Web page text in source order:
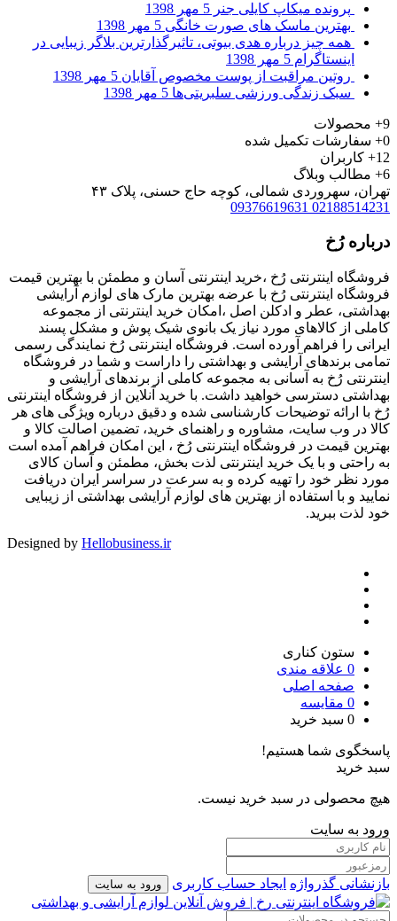
پرونده‌ میکاپ کایلی جنر 5 مهر 1398
بهترین ماسک های صورت خانگی 5 مهر 1398
همه چیز درباره هدی بیوتی، تاثیرگذارترین بلاگر زیبایی در
اینستاگرام 5 مهر 1398
روتین مراقبت از پوست مخصوص آقایان 5 مهر 1398
سبک زندگی ورزشی سلبریتی‌ها 5 مهر 1398
9+
محصولات
0+
سفارشات تکمیل شده
12+
کاربران
6+
مطالب وبلاگ
تهران، سهروردی شمالی، کوچه حاج حسنی، پلاک ۴۳
02188514231
09376619631
درباره رُخ
فروشگاه اینترنتی رُخ ،خرید اینترنتی آسان و مطمئن با بهترین قیمت
فروشگاه اینترنتی رُخ با عرضه بهترین مارک های لوازم آرایشی
بهداشتی، عطر و ادکلن اصل ،امکان خرید اینترنتی از مجموعه
کاملی از کالاهای مورد نیاز یک بانوی شیک پوش و مشکل پسند
ایرانی را فراهم آورده است. فروشگاه اینترنتی رُخ نمایندگی رسمی
تمامی برندهای آرایشی و بهداشتی را داراست و شما در فروشگاه
اینترنتی رُخ به آسانی به مجموعه کاملی از برندهای آرایشی و
بهداشتی دسترسی خواهید داشت. با خرید آنلاین از فروشگاه اینترنتی
رُخ با ارائه توضیحات کارشناسی شده و دقیق درباره ویژگی های هر
کالا در وب سایت، مشاوره و راهنمای خرید، تضمین اصالت کالا و
بهترین قیمت در فروشگاه اینترنتی رُخ ، این امکان فراهم آمده است
به راحتی و با یک خرید اینترنتی لذت بخش، مطمئن و آسان کالای
مورد نظر خود را تهیه کرده و به سرعت در سراسر ایران دریافت
نمایید و با استفاده از بهترین های لوازم آرایشی بهداشتی از زیبایی
خود لذت ببرید.
Designed by Hellobusiness.ir
ستون کناری
0 علاقه مندی
صفحه اصلی
0 مقایسه
0 سبد خرید
پاسخگوی شما هستیم!
سبد خرید
هیچ محصولی در سبد خرید نیست.
ورود به سایت
بازنشانی گذرواژه ایجاد حساب کاربری ورود به سایت